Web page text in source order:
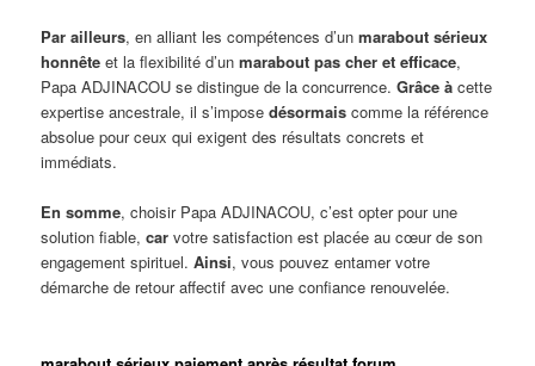
Par ailleurs, en alliant les compétences d’unmarabout sérieux
honnête et la flexibilité d’unmarabout pas cher et efficace,
Papa ADJINACOU se distingue de la concurrence.Grâce à cette
expertise ancestrale, il s’imposedésormais comme la référence
absolue pour ceux qui exigent des résultats concrets et
immédiats.
En somme, choisir Papa ADJINACOU, c’est opter pour une
solution fiable,car votre satisfaction est placée au cœur de son
engagement spirituel.Ainsi, vous pouvez entamer votre
démarche de retour affectif avec une confiance renouvelée.